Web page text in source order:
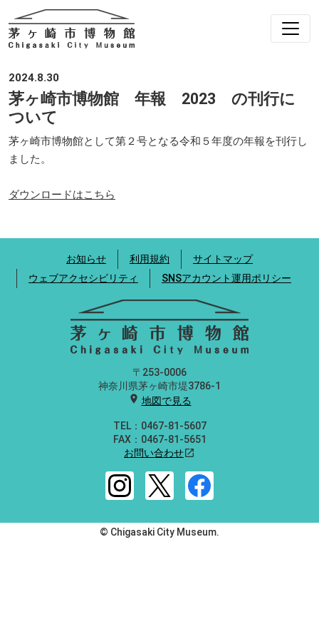
2024.8.30
茅ヶ崎市博物館 年報 2023 の刊行に
ついて
茅ヶ崎市博物館として第２号となる令和５年度の年報を刊行し
ました。
ダウンロードはこちら
お知らせ 利用規約
サイトマップ
ウェブアクセシビリティ
SNSアカウント運用ポリシー
〒253-0006
神奈川県茅ヶ崎市堤3786-1
location_on 地図で見る
TEL：0467-81-5607
FAX：0467-81-5651
お問い合わせopen_in_new
© Chigasaki City Museum.